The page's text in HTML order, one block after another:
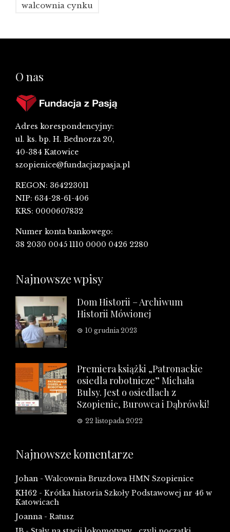
walcownia cynku
O nas
Adres korespondencyjny:
ul. ks. bp. H. Bednorza 20,
40-384 Katowice
szopienice@fundacjazpasja.pl
REGON: 364223011
NIP: 634-28-61-406
KRS: 0000607832
Numer konta bankowego:
38 2030 0045 1110 0000 0426 2280
Najnowsze wpisy
Dom Historii – Archiwum
Historii Mówionej
10 grudnia 2023
Premiera książki „Patronackie
osiedla robotnicze” Michała
Bulsy. Jest o osiedlach z
Szopienic, Burowca i Dąbrówki!
22 listopada 2022
Najnowsze komentarze
Johan -Walcownia Bruzdowa HMN Szopienice
KH62 - Krótka historia Szkoły Podstawowej nr 46 w
Katowicach
Joanna- Ratusz